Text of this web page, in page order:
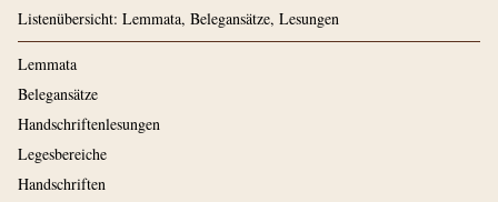
Listenübersicht: Lemmata, Belegansätze, Lesungen
Lemmata
Belegansätze
Handschriftenlesungen
Legesbereiche
Handschriften